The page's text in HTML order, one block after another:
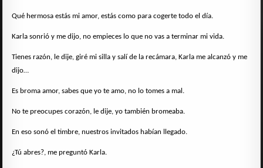
Qué hermosa estás mi amor, estás como para cogerte todo el día.
Karla sonrió y me dijo, no empieces lo que no vas a terminar mi vida.
Tienes razón, le dije, giré mi silla y salí de la recámara, Karla me alcanzó y me
dijo…
Es broma amor, sabes que yo te amo, no lo tomes a mal.
No te preocupes corazón, le dije, yo también bromeaba.
En eso sonó el timbre, nuestros invitados habían llegado.
¿Tú abres?, me preguntó Karla.